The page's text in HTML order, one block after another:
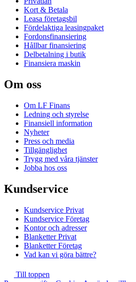
Kort & Betala
Leasa företagsbil
Fördelaktiga leasingpaket
Fordonsfinansiering
Hållbar finansiering
Delbetalning i butik
Finansiera maskin
Om oss
Om LF Finans
Ledning och styrelse
Finansiell information
Nyheter
Press och media
Tillgänglighet
Trygg med våra tjänster
Jobba hos oss
Kundservice
Kundservice Privat
Kundservice Företag
Kontor och adresser
Blanketter Privat
Blanketter Företag
Vad kan vi göra bättre?
Till toppen